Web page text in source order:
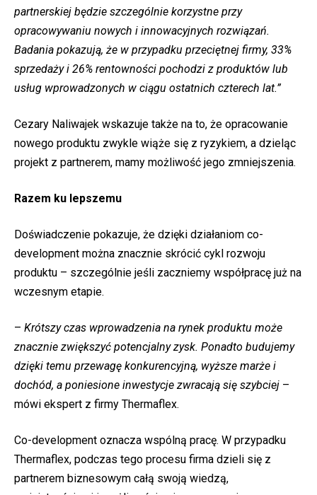
partnerskiej będzie szczególnie korzystne przy
opracowywaniu nowych i innowacyjnych rozwiązań.
Badania pokazują, że w przypadku przeciętnej firmy, 33%
sprzedaży i 26% rentowności pochodzi z produktów lub
usług wprowadzonych w ciągu ostatnich czterech lat.”
Cezary Naliwajek wskazuje także na to, że opracowanie
nowego produktu zwykle wiąże się z ryzykiem, a dzieląc
projekt z partnerem, mamy możliwość jego zmniejszenia.
Razem ku lepszemu
Doświadczenie pokazuje, że dzięki działaniom co-
development można znacznie skrócić cykl rozwoju
produktu – szczególnie jeśli zaczniemy współpracę już na
wczesnym etapie.
– Krótszy czas wprowadzenia na rynek produktu może
znacznie zwiększyć potencjalny zysk. Ponadto budujemy
dzięki temu przewagę konkurencyjną, wyższe marże i
dochód, a poniesione inwestycje zwracają się szybciej –
mówi ekspert z firmy Thermaflex.
Co-development oznacza wspólną pracę. W przypadku
Thermaflex, podczas tego procesu firma dzieli się z
partnerem biznesowym całą swoją wiedzą,